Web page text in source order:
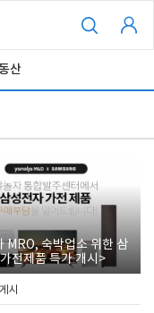
산
MRO, 숙박업소 위한 삼
전제품 특가 개시>
시